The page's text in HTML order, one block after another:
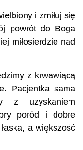
i zmiłuj się
powrót do Boga
miłosierdzie nad
z krwawiącą
Pacjentka sama
z uzyskaniem
poród i dobre
a większość